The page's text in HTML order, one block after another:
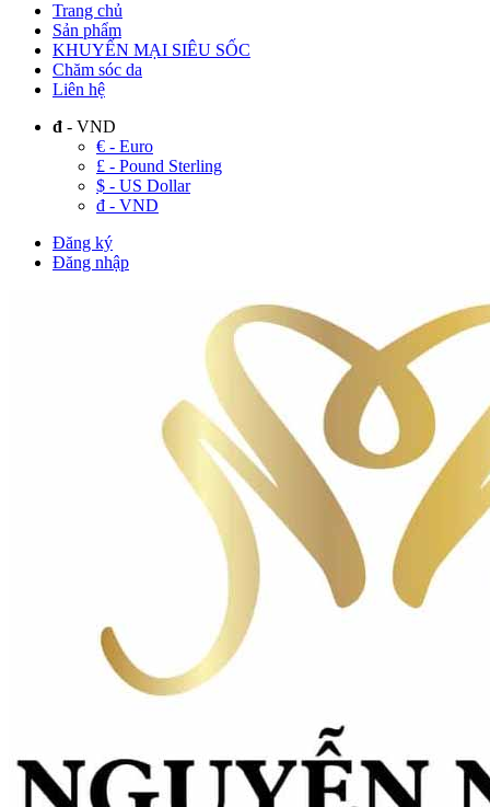
Trang chủ
Sản phẩm
KHUYẾN MẠI SIÊU SỐC
Chăm sóc da
Liên hệ
đ - VND
€ - Euro
£ - Pound Sterling
$ - US Dollar
đ - VND
Đăng ký
Đăng nhập